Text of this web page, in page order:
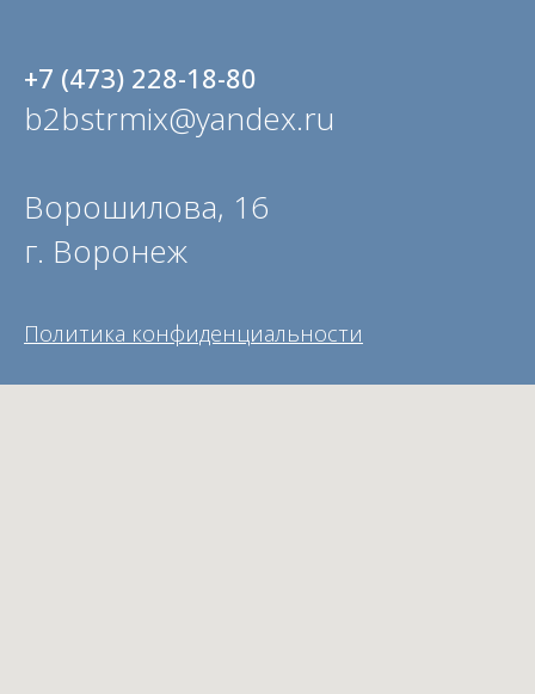
+7 (473) 228-18-80
b2bstrmix@yandex.ru
Ворошилова, 16
г. Воронеж
Политика конфиденциальности